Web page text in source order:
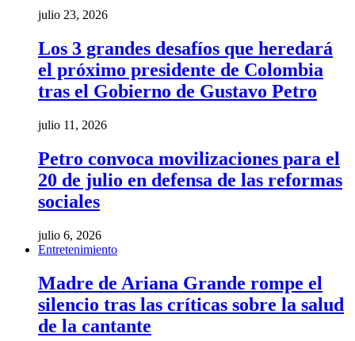
julio 23, 2026
Los 3 grandes desafíos que heredará
el próximo presidente de Colombia
tras el Gobierno de Gustavo Petro
julio 11, 2026
Petro convoca movilizaciones para el
20 de julio en defensa de las reformas
sociales
julio 6, 2026
Entretenimiento
Madre de Ariana Grande rompe el
silencio tras las críticas sobre la salud
de la cantante